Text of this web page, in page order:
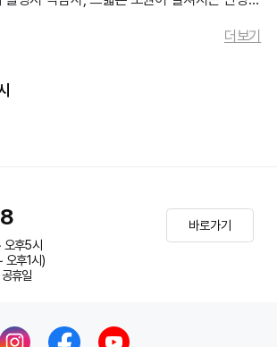
민을 줄이기 위해 '입양의 문턱'을 낮추기
화 사업'을 통해 중성화 수술, 동물등록
수 비용을 지원하고,
물과 교감하며 입양 상담을 받을 수 있는
계획입니다.
을 망설이게 했던 현실적인 부담을 낮추
습니다. 조선 3대장 중 하나였던 안성 전통 시
리와 먹거리로 모두에게 안성맞춤인 도시, 경
을 초대합니다.
더보기
오후5시
오후1시)
휴일
바로가기